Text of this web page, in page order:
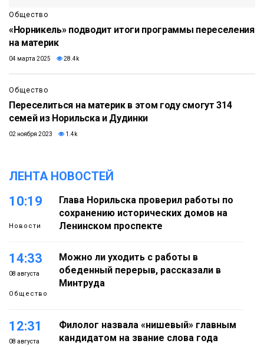
Общество
«Норникель» подводит итоги программы переселения
на материк
04 марта 2025 28.4k
Общество
Переселиться на материк в этом году смогут 314
семей из Норильска и Дудинки
02 ноября 2023 1.4k
ЛЕНТА НОВОСТЕЙ
10:19
Новости
Глава Норильска проверил работы по
сохранению исторических домов на
Ленинском проспекте
14:33
08 августа
Общество
Можно ли уходить с работы в
обеденный перерыв, рассказали в
Минтруда
12:31
08 августа
Филолог назвала «нишевый» главным
кандидатом на звание слова года